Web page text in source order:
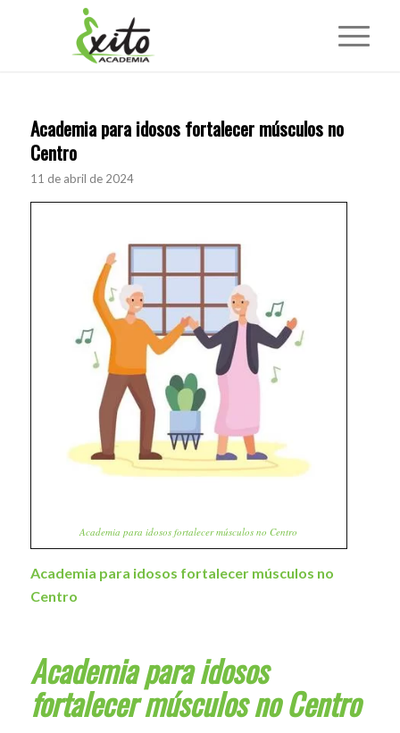
Academia para idosos fortalecer músculos no
Centro
11 de abril de 2024
Academia para idosos fortalecer músculos no Centro
Academia para idosos fortalecer músculos no
Centro
Academia para idosos
fortalecer músculos no Centro